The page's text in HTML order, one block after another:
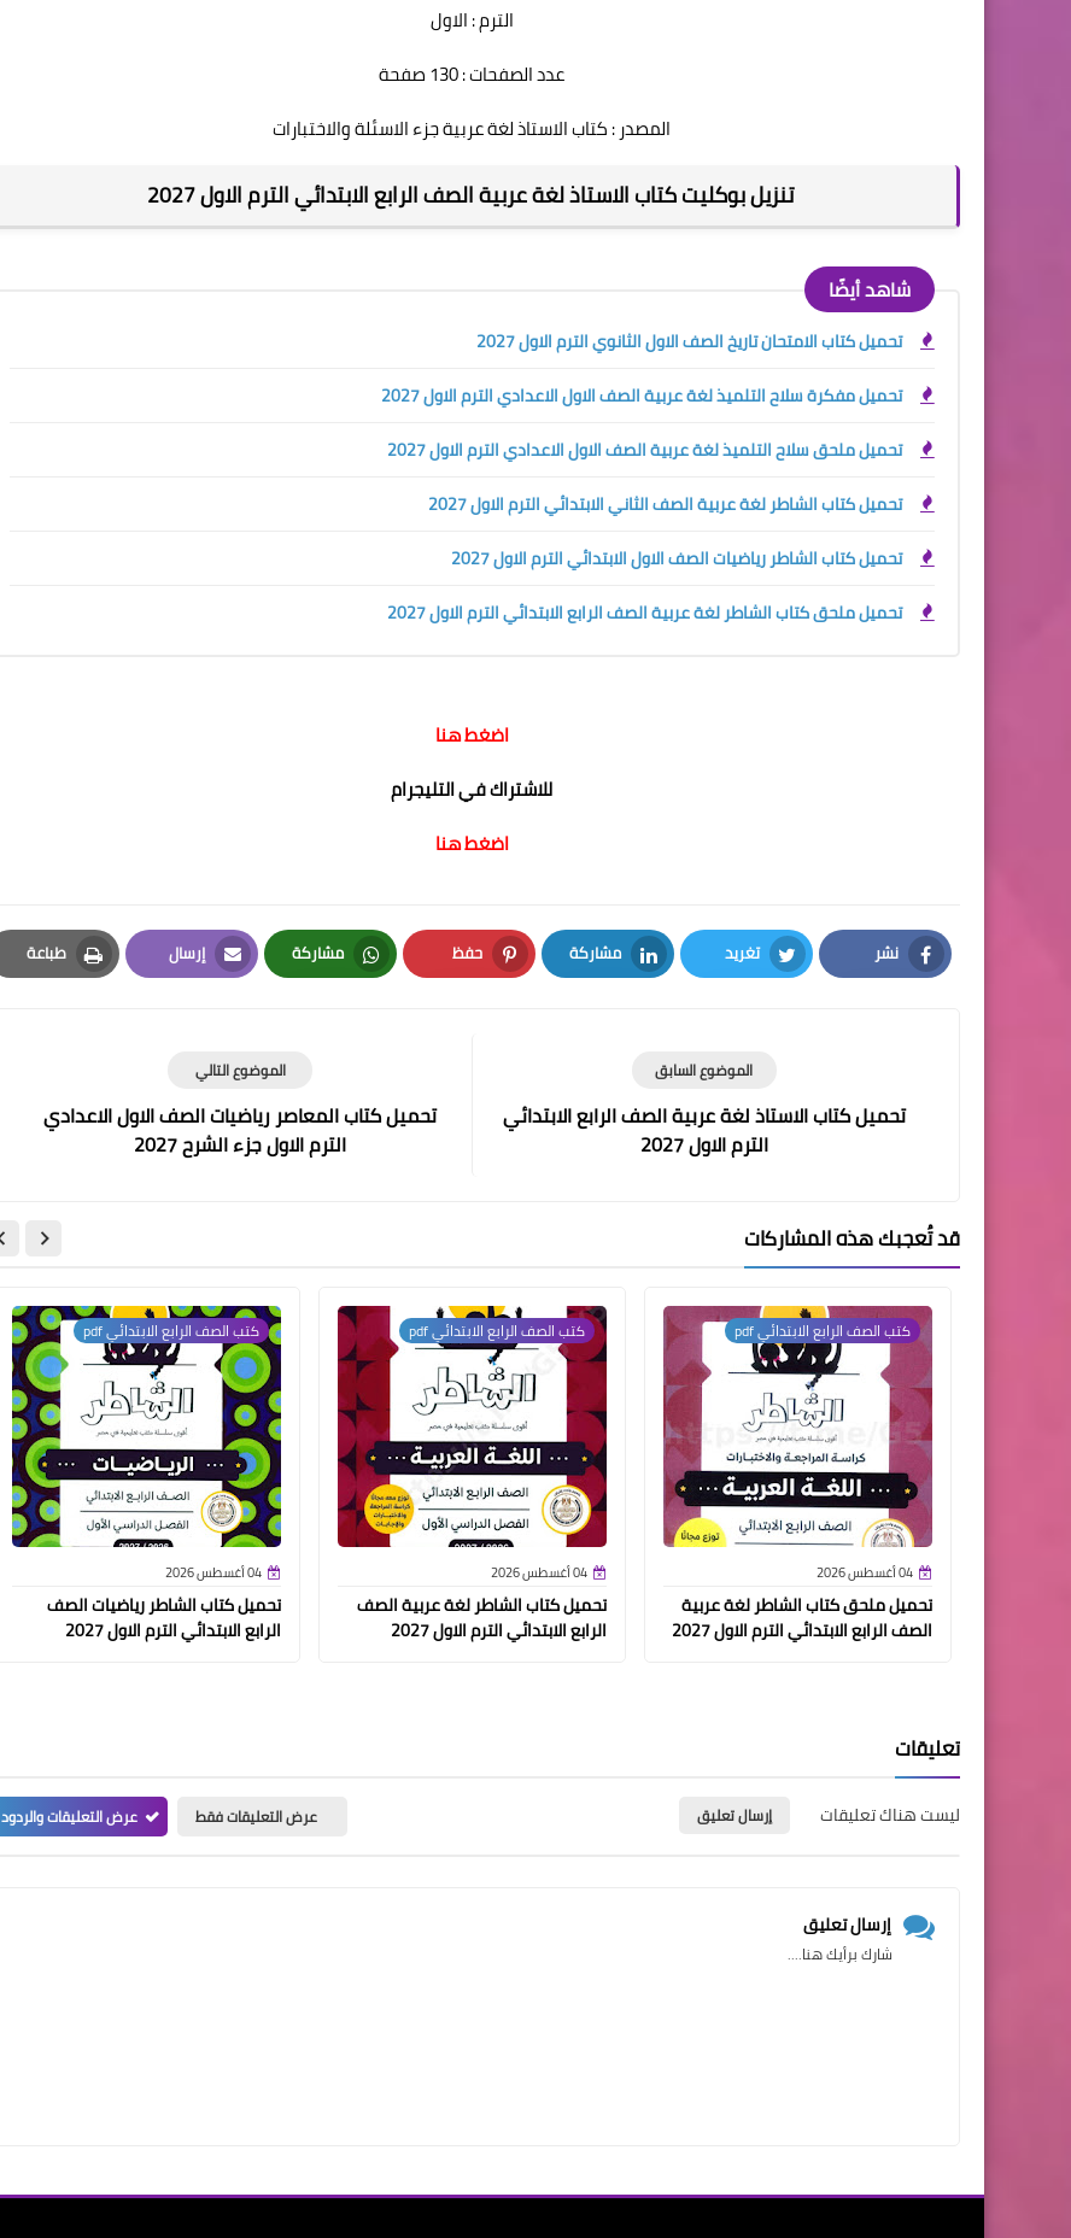
الترم : الاول
عدد الصفحات : 130 صفحة
المصدر : كتاب الاستاذ لغة عربية جزء الاسئلة والاختبارات
تنزيل بوكليت كتاب الاستاذ لغة عربية الصف الرابع الابتدائي الترم الاول 2027
شاهد أيضًا
تحميل كتاب الامتحان تاريخ الصف الاول الثانوي الترم الاول 2027
تحميل مفكرة سلاح التلميذ لغة عربية الصف الاول الاعدادي الترم الاول 2027
تحميل ملحق سلاح التلميذ لغة عربية الصف الاول الاعدادي الترم الاول 2027
تحميل كتاب الشاطر لغة عربية الصف الثاني الابتدائي الترم الاول 2027
تحميل كتاب الشاطر رياضيات الصف الاول الابتدائي الترم الاول 2027
تحميل ملحق كتاب الشاطر لغة عربية الصف الرابع الابتدائي الترم الاول 2027
اضغط هنا
للاشتراك في التليجرام
اضغط هنا
نشر
Facebook
تغريد
Twitter
مشاركة
LinkedIn
حفظ
Pinterest
مشاركة
Whatsapp
إرسال
Email
طباعة
Print
الموضوع التالي
تحميل كتاب المعاصر رياضيات الصف الاول الاعدادي
الترم الاول جزء الشرح 2027
الموضوع السابق
تحميل كتاب الاستاذ لغة عربية الصف الرابع الابتدائي
الترم الاول 2027
قد تُعجبك هذه المشاركات
كتب الصف الرابع الابتدائي pdf
04 أغسطس 2026
تحميل ملحق كتاب الشاطر لغة عربية
الصف الرابع الابتدائي الترم الاول 2027
كتب الصف الرابع الابتدائي pdf
04 أغسطس 2026
تحميل كتاب الشاطر لغة عربية الصف
الرابع الابتدائي الترم الاول 2027
كتب الصف الرابع الابتدائي pdf
04 أغسطس 2026
تحميل كتاب الشاطر رياضيات الصف
الرابع الابتدائي الترم الاول 2027
تعليقات
ليست هناك تعليقات إرسال تعليق عرض التعليقات فقط عرض التعليقات والردود
إرسال تعليق
شارك برأيك هنا....